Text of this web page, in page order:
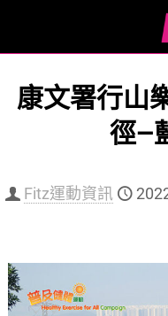
康文署行山
徑—
Fitz運動資訊